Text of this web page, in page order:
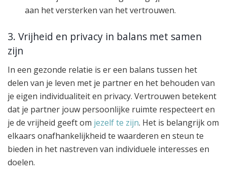
aan het versterken van het vertrouwen.
3. Vrijheid en privacy in balans met samen
zijn
In een gezonde relatie is er een balans tussen het
delen van je leven met je partner en het behouden van
je eigen individualiteit en privacy. Vertrouwen betekent
dat je partner jouw persoonlijke ruimte respecteert en
je de vrijheid geeft om jezelf te zijn. Het is belangrijk om
elkaars onafhankelijkheid te waarderen en steun te
bieden in het nastreven van individuele interesses en
doelen.